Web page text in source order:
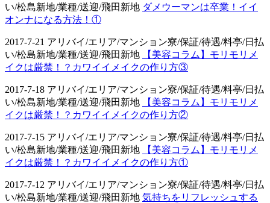
い/松島新地/業種/送迎/飛田新地 ダメウーマンは卒業！イイ
オンナになる方法！①
2017-7-21 アリバイ/エリア/マンション寮/保証/待遇/料亭/日払
い/松島新地/業種/送迎/飛田新地
【美容コラム】モリモリメ
イクは厳禁！？カワイイメイクの作り方③
2017-7-18 アリバイ/エリア/マンション寮/保証/待遇/料亭/日払
い/松島新地/業種/送迎/飛田新地
【美容コラム】モリモリメ
イクは厳禁！？カワイイメイクの作り方②
2017-7-15 アリバイ/エリア/マンション寮/保証/待遇/料亭/日払
い/松島新地/業種/送迎/飛田新地
【美容コラム】モリモリメ
イクは厳禁！？カワイイメイクの作り方①
2017-7-12 アリバイ/エリア/マンション寮/保証/待遇/料亭/日払
い/松島新地/業種/送迎/飛田新地 気持ちをリフレッシュする